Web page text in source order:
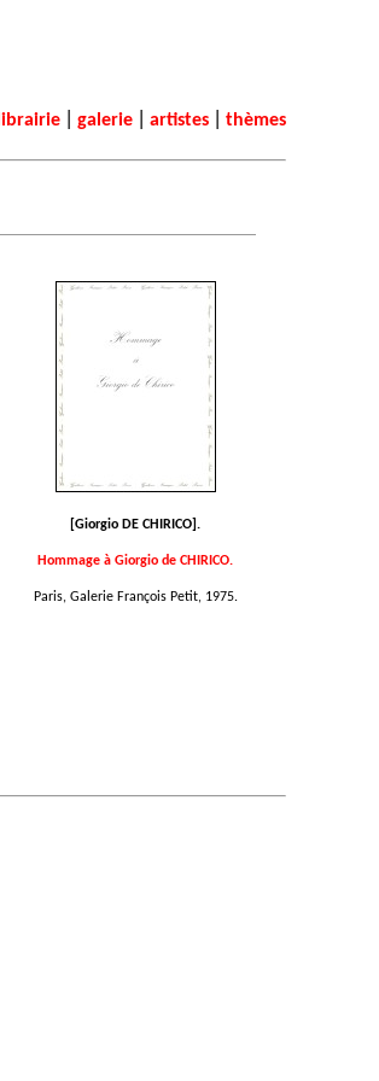
librairie galerie artistes thèmes
[Giorgio DE CHIRICO].
Hommage à Giorgio de CHIRICO.
Paris, Galerie François Petit, 1975.